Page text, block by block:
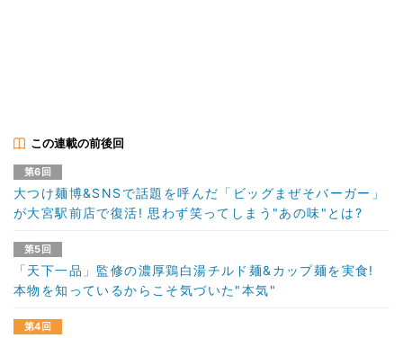
この連載の前後回
第6回
大つけ麺博&SNSで話題を呼んだ「ビッグまぜそバーガー」
が大宮駅前店で復活! 思わず笑ってしまう"あの味"とは?
第5回
「天下一品」監修の濃厚鶏白湯チルド麺&カップ麺を実食!
本物を知っているからこそ気づいた"本気"
第4回